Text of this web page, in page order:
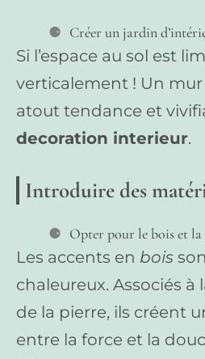
Créer un jardin
Si l’espace au sol est
verticalement ! Un
atout tendance et
decoration interieur.
Introduire des
Opter pour le bois et
Les accents en bois
chaleureux. Associés
de la pierre, ils créent
entre la force et la